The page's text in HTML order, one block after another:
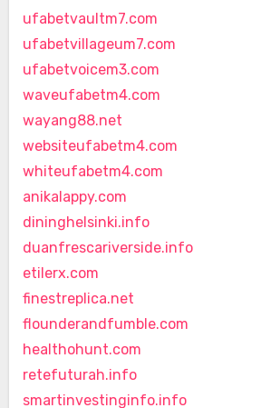
ufabetvaultm7.com
ufabetvillageum7.com
ufabetvoicem3.com
waveufabetm4.com
wayang88.net
websiteufabetm4.com
whiteufabetm4.com
anikalappy.com
dininghelsinki.info
duanfrescariverside.info
etilerx.com
finestreplica.net
flounderandfumble.com
healthohunt.com
retefuturah.info
smartinvestinginfo.info